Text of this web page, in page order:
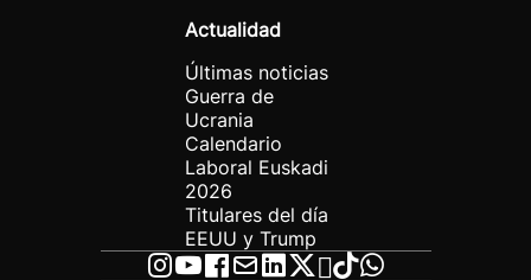
Actualidad
Últimas noticias
Guerra de
Ucrania
Calendario
Laboral Euskadi
2026
Titulares del día
EEUU y Trump